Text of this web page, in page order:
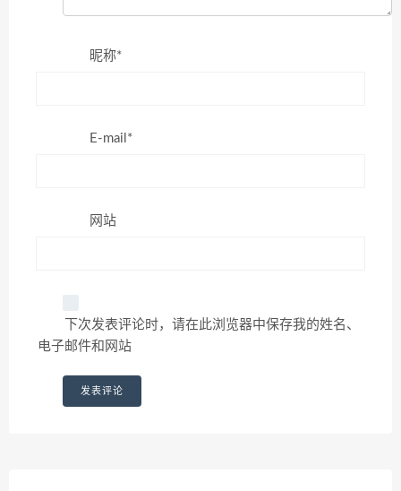
昵称*
E-mail*
网站
下次发表评论时，请在此浏览器中保存我的姓名、
电子邮件和网站